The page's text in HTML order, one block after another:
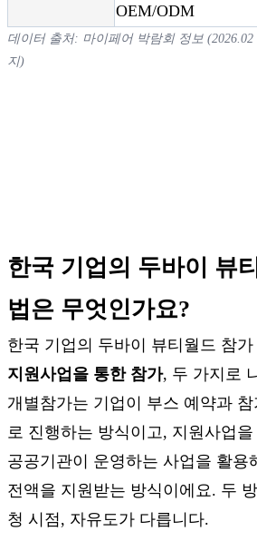
OEM/ODM
데이터 출처: 마이페어 박람회 정보
지)
한국 기업의 두바이 뷰
법은 무엇인가요?
한국 기업의 두바이 뷰티월드 참가
지원사업을 통한 참가, 두 가지로
개별참가는 기업이 부스 예약과
로 진행하는 방식이고, 지원사업을
공공기관이 운영하는 사업을 활용
전액을 지원받는 방식이에요. 두
청 시점, 자유도가 다릅니다.